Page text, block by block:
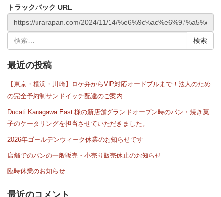
トラックバック URL
索:
最近の投稿
【東京・横浜・川崎】ロケ弁からVIP対応オードブルまで！法人のため
の完全予約制サンドイッチ配達のご案内
Ducati Kanagawa East 様の新店舗グランドオープン時のパン・焼き菓
子のケータリングを担当させていただきました。
2026年ゴールデンウィーク休業のお知らせです
店舗でのパンの一般販売・小売り販売休止のお知らせ
臨時休業のお知らせ
最近のコメント